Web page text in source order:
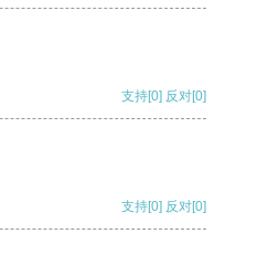
支持[0] 反对[0]
支持[0] 反对[0]